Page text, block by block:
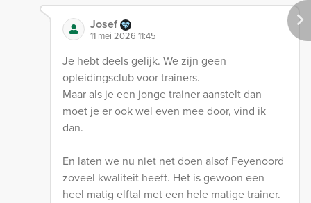
Josef
11 mei 2026 11:45
Je hebt deels gelijk. We zijn geen
opleidingsclub voor trainers.
Maar als je een jonge trainer aanstelt dan
moet je er ook wel even mee door, vind ik
dan.
En laten we nu niet net doen alsof Feyenoord
zoveel kwaliteit heeft. Het is gewoon een
heel matig elftal met een hele matige trainer.